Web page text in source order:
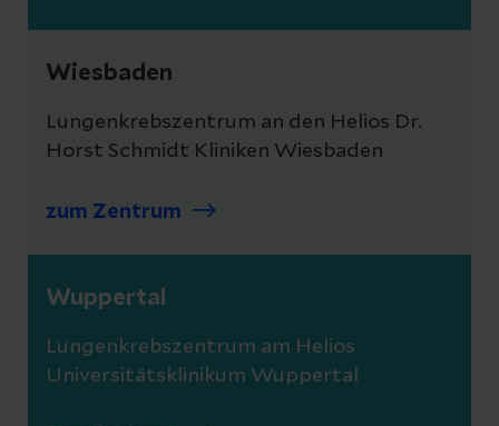
Wiesbaden
Lungenkrebszentrum an den Helios Dr.
Horst Schmidt Kliniken Wiesbaden
zum Zentrum
Wuppertal
Lungenkrebszentrum am Helios
Universitätsklinikum Wuppertal